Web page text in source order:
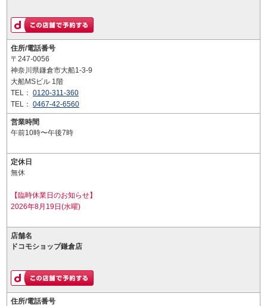
住所/電話番号
〒247-0056
神奈川県鎌倉市大船1-3-9
大船MSビル 1階
TEL： 0120-311-360
TEL： 0467-42-6560
営業時間
午前10時〜午後7時
定休日
無休
【臨時休業日のお知らせ】
2026年8月19日(水曜)
店舗名
ドコモショップ鎌倉店
住所/電話番号